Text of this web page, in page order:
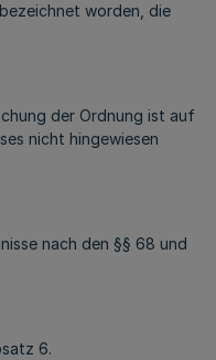
worden, die
der Ordnung ist auf
nicht hingewiesen
nach den §§ 68 und
6.